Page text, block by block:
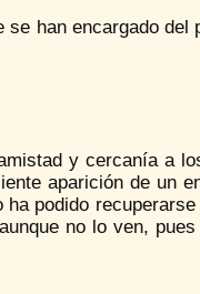
han encargado
y cercanía a
aparición de un
podido
no lo ven,